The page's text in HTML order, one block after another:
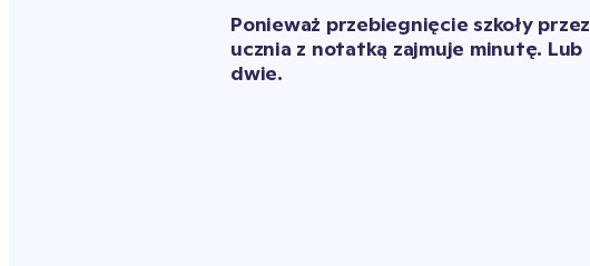
Ponieważ przebiegnięcie szkoły przez
ucznia z notatką zajmuje minutę. Lub
dwie.